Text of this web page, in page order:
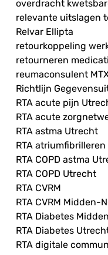
overdracht
relevante uitslagen
Relvar Ellipta
retourkoppeling
retourneren
reumaconsulent
Richtlijn
RTA acute pijn
RTA acute
RTA astma Utrecht
RTA
RTA COPD astma
RTA COPD Utrecht
RTA CVRM
RTA CVRM Midden-
RTA Diabetes
RTA Diabetes
RTA digitale